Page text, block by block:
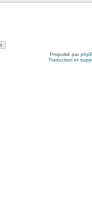
Propulsé par
Traduction et